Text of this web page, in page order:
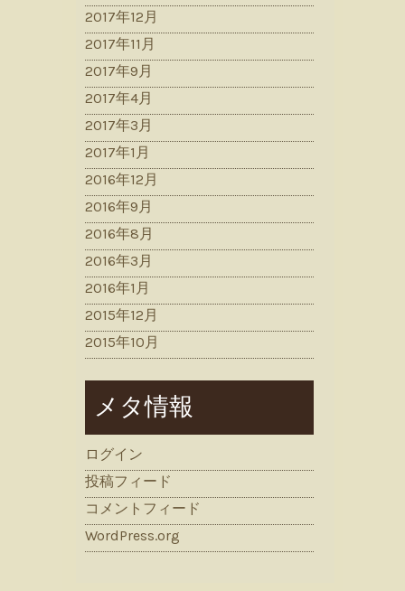
2017年12月
2017年11月
2017年9月
2017年4月
2017年3月
2017年1月
2016年12月
2016年9月
2016年8月
2016年3月
2016年1月
2015年12月
2015年10月
メタ情報
ログイン
投稿フィード
コメントフィード
WordPress.org